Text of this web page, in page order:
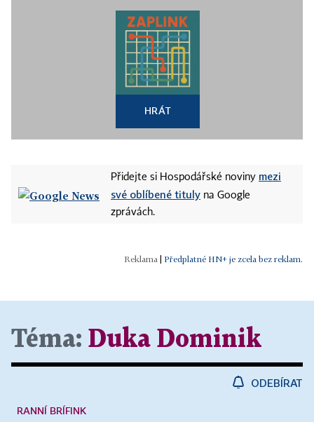
HRÁT
Přidejte si Hospodářské noviny mezi
své oblíbené tituly na Google
zprávách.
Předplatné HN+ je zcela bez reklam.
Téma: Duka Dominik
ODEBÍRAT
RANNÍ BRÍFINK